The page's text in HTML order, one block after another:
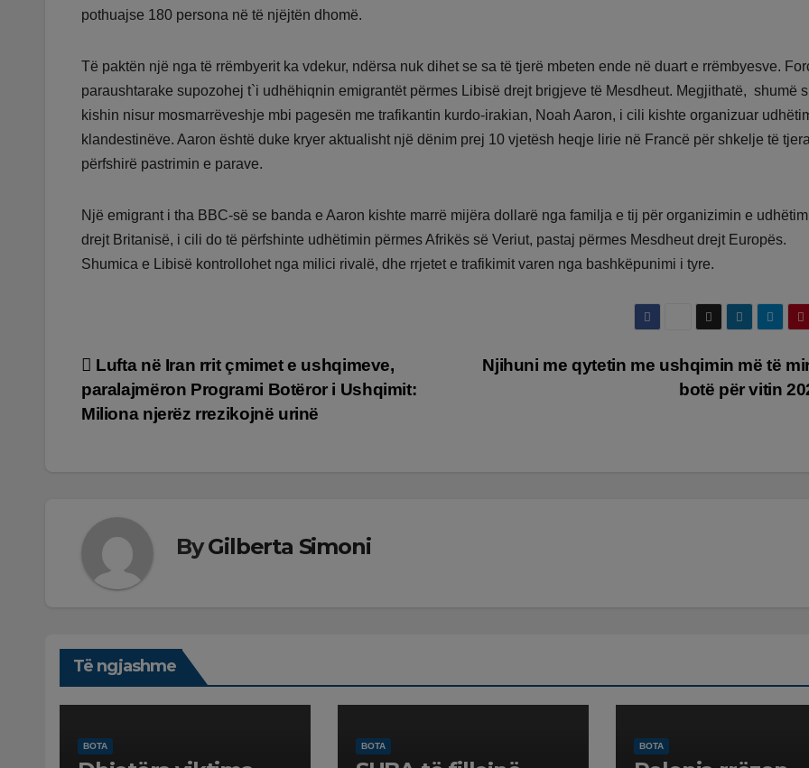
pothuajse 180 persona në të njëjtën dhomë.
Të paktën një nga të rrëmbyerit ka vdekur, ndërsa nuk dihet se sa të tjerë mbeten ende në duart e rrëmbyesve.
paraushtarake supozohej t`i udhëhiqnin emigrantët përmes Libisë drejt brigjeve të Mesdheut. Megjithatë, shumë
kishin nisur mosmarrëveshje mbi pagesën me trafikantin kurdo-irakian, Noah Aaron, i cili kishte organizuar
klandestinëve. Aaron është duke kryer aktualisht një dënim prej 10 vjetësh heqje lirie në Francë për shkelje të
përfshirë pastrimin e parave.
Një emigrant i tha BBC-së se banda e Aaron kishte marrë mijëra dollarë nga familja e tij për organizimin e
drejt Britanisë, i cili do të përfshinte udhëtimin përmes Afrikës së Veriut, pastaj përmes Mesdheut drejt Europës.
Shumica e Libisë kontrollohet nga milici rivalë, dhe rrjetet e trafikimit varen nga bashkëpunimi i tyre.
Lëvizje
te
Njihuni me qytetin me ushqimin më të
botë për vitin
Lufta në Iran rrit çmimet e ushqimeve,
paralajmëron Programi Botëror i Ushqimit:
Miliona njerëz rrezikojnë urinë
ByGilberta Simoni
Të ngjashme
BOTA BOTA BOTA